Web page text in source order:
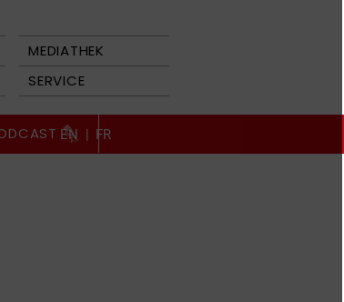
MEDIATHEK
SERVICE
EN | FR